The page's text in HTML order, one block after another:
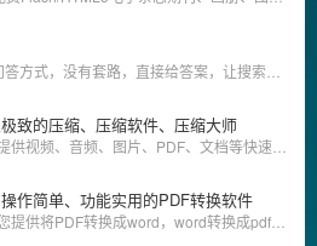
致的压缩、压缩软件、压缩大师
作简单、功能实用的PDF转换软件